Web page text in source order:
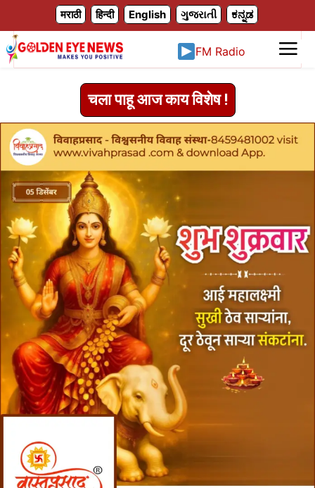
मराठी हिन्दी English ગુજરાતી ಕನ್ನಡ
FM Radio
चला पाहू आज काय विशेष !